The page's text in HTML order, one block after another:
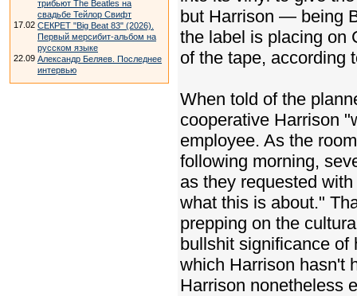
трибьют The Beatles на
свадьбе Тейлор Свифт
17.02 СЕКРЕТ "Big Beat 83" (2026).
Первый мерсибит-альбом на
русском языке
22.09 Александр Беляев. Последнее
интервью
but Harrison — being
the label is placing on
of the tape, according
When told of the
cooperative Harrison
employee. As the
following morning,
as they requested
what this is about."
prepping on the
bullshit significance
which Harrison hasn't
Harrison nonetheless